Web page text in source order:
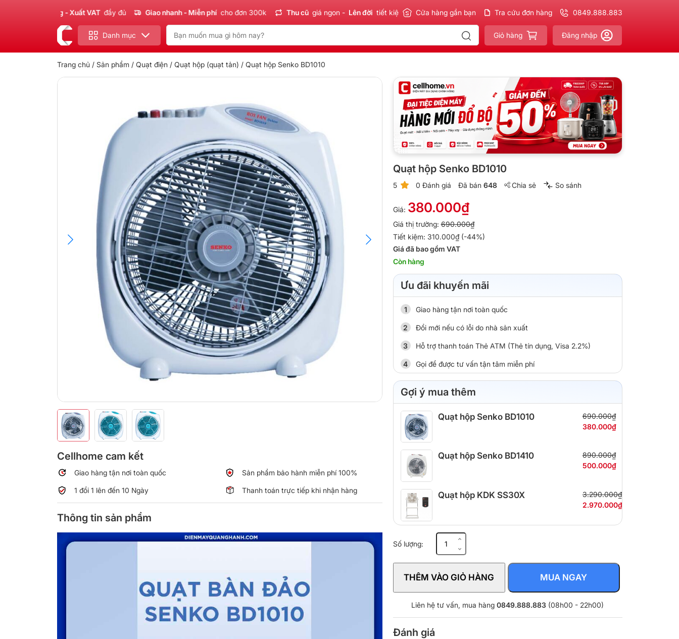
Chính hãng - Xuất VAT đầy đủ Giao nhanh - Miễn phí cho đơn 300k Thu cũ giá ngon - Lên đời tiết kiệm Sản phẩm Chính hãng - Xuất VAT đầy đủ Giao nhanh - Miễn phí
Cửa hàng gần bạn Tra cứu đơn hàng 0849.888.883
Danh mục Giỏ hàng Đăng nhập
Trang chủ / Sản phẩm / Quạt điện / Quạt hộp (quạt tản) / Quạt hộp Senko BD1010
Cellhome cam kết
Giao hàng tận nơi toàn quốc Sản phẩm bảo hành miễn phí 100%
1 đổi 1 lên đến 10 Ngày Thanh toán trực tiếp khi nhận hàng
Thông tin sản phẩm
Quạt hộp Senko BD1010
5 0 Đánh giá Đã bán 648 Chia sẻ So sánh
Giá: 380.000₫
Giá thị trường:690.000₫
Tiết kiệm: 310.000₫ (-44%)
Giá đã bao gồm VAT
Còn hàng
Ưu đãi khuyến mãi
Giao hàng tận nơi toàn quốc
Đổi mới nếu có lỗi do nhà sản xuất
Hỗ trợ thanh toán Thẻ ATM (Thẻ tín dụng, Visa 2.2%)
Gọi để được tư vấn tận tâm miễn phí
Gợi ý mua thêm
Quạt hộp Senko BD1010
690.000₫
380.000₫
Quạt hộp Senko BD1410
890.000₫
500.000₫
Quạt hộp KDK SS30X
3.290.000₫
2.970.000₫
Số lượng:
Quạt
hộp
số
lượng
THÊM VÀO GIỎ HÀNG MUA NGAY
Liên hệ tư vấn, mua hàng 0849.888.883 (08h00 - 22h00)
Đánh giá